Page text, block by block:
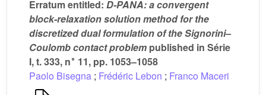
Erratum entitled: D-PANA: a convergent
block-relaxation solution method for the
discretized dual formulation of the Signorini–
Coulomb contact problem published in Série
I, t. 333, n∘ 11, pp. 1053–1058
Paolo Bisegna ; Frédéric Lebon ; Franco Maceri